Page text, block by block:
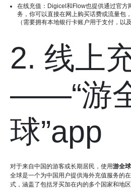
在线充值：Digicel和Flow也提供通过官方
务，你可以直接在网上购买话费或流量包
（需要拥有本地银行卡账户用于支付，以
2. 线上
——“游
球”app
对于来自中国的游客或长期居民，使用游全
全球是一个为中国用户提供海外充值服务的
式，涵盖了包括牙买加在内的多个国家和地区